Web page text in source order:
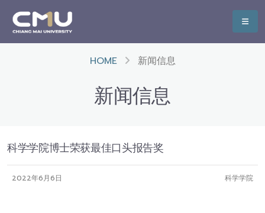
HOME 新闻信息
新闻信息
科学学院博士荣获最佳口头报告奖
2022年6月6日 科学学院